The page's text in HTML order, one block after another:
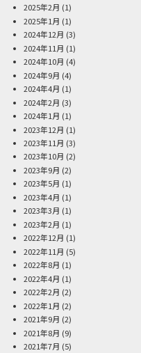
2025年2月 (1)
2025年1月 (1)
2024年12月 (3)
2024年11月 (1)
2024年10月 (4)
2024年9月 (4)
2024年4月 (1)
2024年2月 (3)
2024年1月 (1)
2023年12月 (1)
2023年11月 (3)
2023年10月 (2)
2023年9月 (2)
2023年5月 (1)
2023年4月 (1)
2023年3月 (1)
2023年2月 (1)
2022年12月 (1)
2022年11月 (5)
2022年8月 (1)
2022年4月 (1)
2022年2月 (2)
2022年1月 (2)
2021年9月 (2)
2021年8月 (9)
2021年7月 (5)